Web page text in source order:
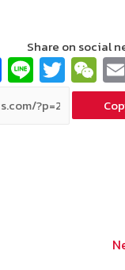
Share on social
Fa
ce
b
Li
n
e
T
wi
tt
W
e
C